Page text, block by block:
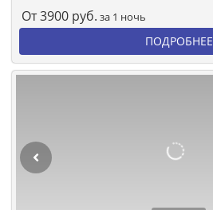
От3900 руб. за 1 ночь
ПОДРОБНЕЕ